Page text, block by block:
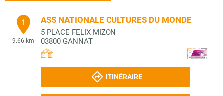
1
9.66 km
ASS NATIONALE CULTURES DU MONDE
5 PLACE FELIX MIZON
03800 GANNAT
ITINÉRAIRE